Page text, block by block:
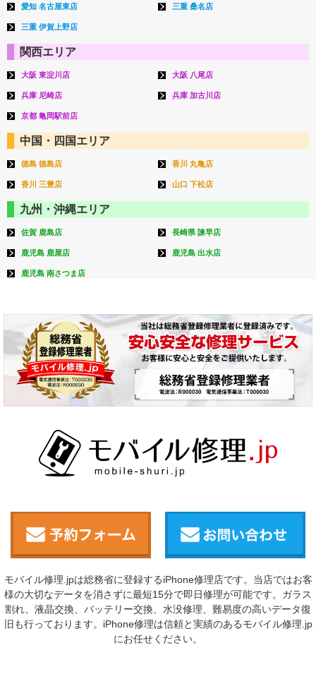
愛知 名古屋東店 三重 桑名店
三重 伊賀上野店
関西エリア
大阪 東淀川店 大阪 八尾店
兵庫 尼崎店 兵庫 加古川店
京都 亀岡駅前店
中国・四国エリア
徳島 徳島店 香川 丸亀店
香川 三豊店 山口 下松店
九州・沖縄エリア
佐賀 鹿島店 長崎県 諫早店
鹿児島 鹿屋店 鹿児島 出水店
鹿児島 南さつま店
モバイル修理.jpは総務省に登録するiPhone修理店です。当店ではお客
様の大切なデータを消さずに最短15分で即日修理が可能です。ガラス
割れ、液晶交換、バッテリー交換、水没修理、難易度の高いデータ復
旧も行っております。iPhone修理は信頼と実績のあるモバイル修理.jp
にお任せください。